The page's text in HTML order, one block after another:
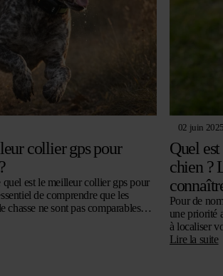
collier gps pour
quel est le meilleur collier gps pour
de comprendre que les
chasse ne sont pas comparables
02 juin
Quel
chien ?
Pour de
une priorité
à localiser
Lire la suite